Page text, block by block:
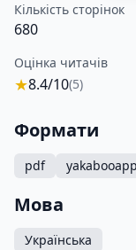
Кількість сторінок
680
Оцінка читачів
★8.4/10(5)
Формати
pdf yakabooapp
Мова
Українська